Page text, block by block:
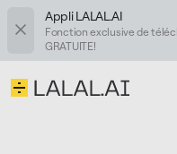
Appli LALAL.AI
Fonction exclusive de
GRATUITE!